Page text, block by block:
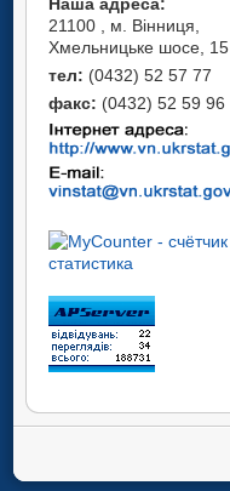
21100 , м. Вінниця,
Хмельницьке шосе, 15
тел: (0432) 52 57 77
факс: (0432) 52 59 96